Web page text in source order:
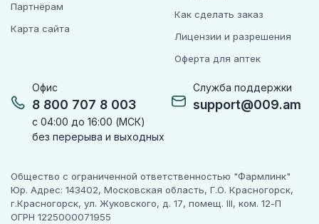
Офис
8 800 707 8 003
с 04:00 до 16:00 (МСК)
без перерыва и выходных
Служба поддержки
support@009.am
Партнёрам
Карта сайта
Как сделать заказ
Лицензии и разрешения
Оферта для аптек
Общество с ограниченной ответственностью "Фармлинк"
Юр. Адрес: 143402, Московская область, Г.О. Красногорск,
г.Красногорск, ул. Жуковского, д. 17, помещ. III, ком. 12-П
ОГРН 1225000071955